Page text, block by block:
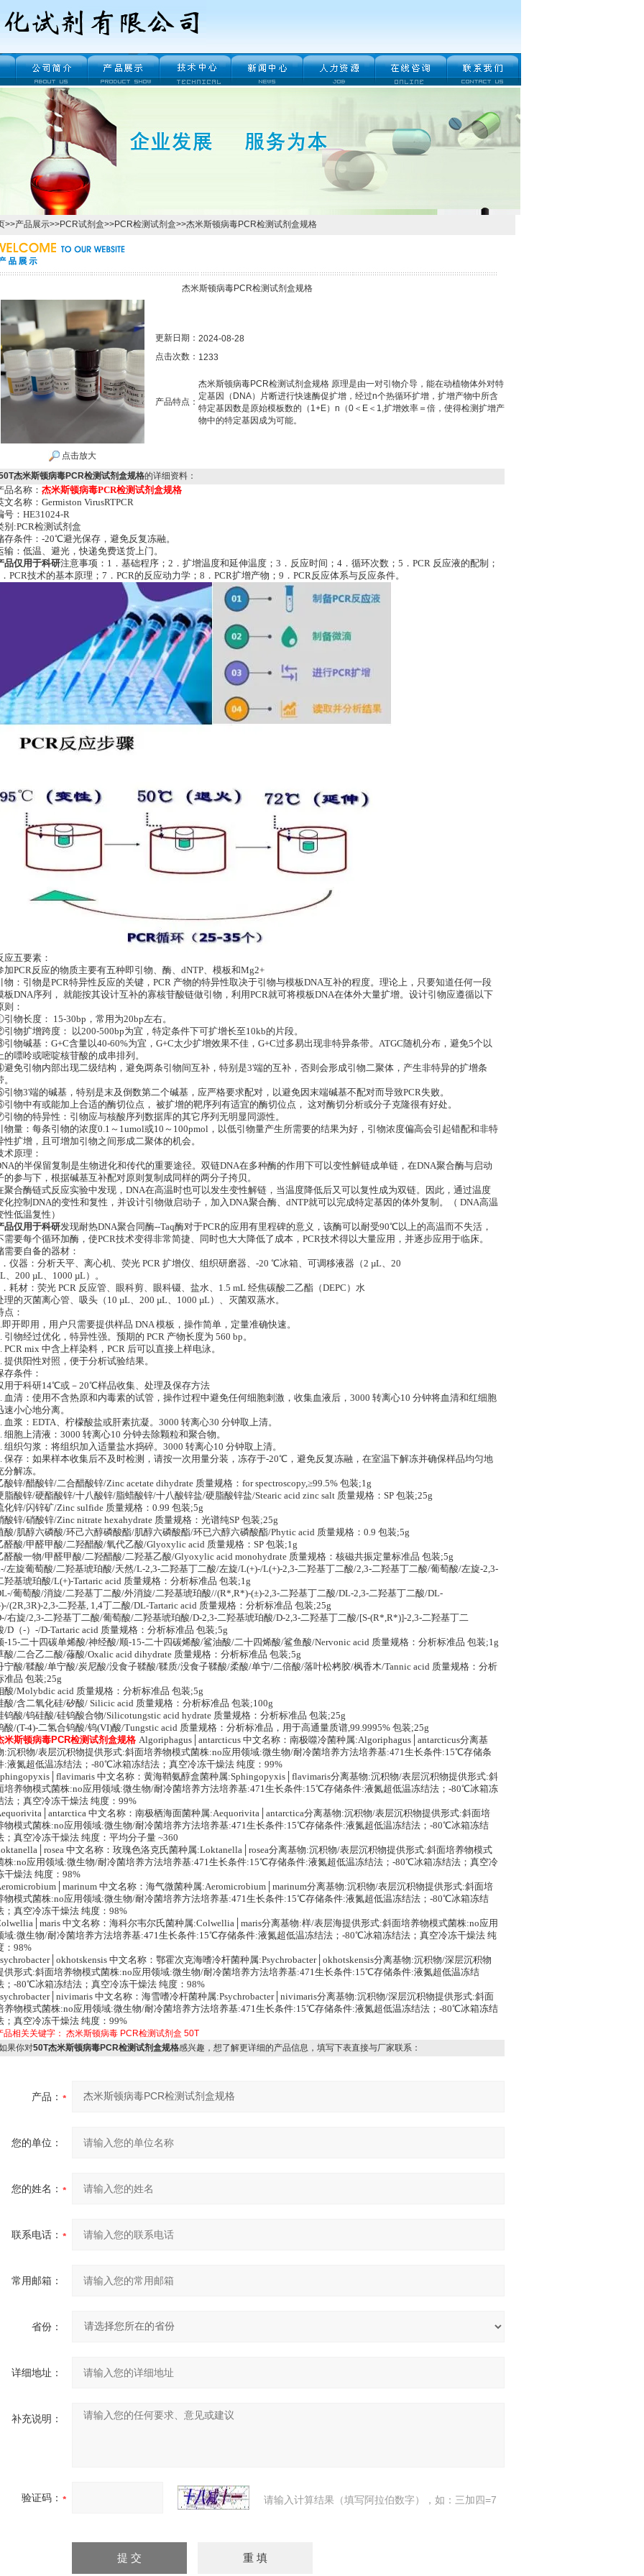
>>产品展示>>PCR试剂盒>>PCR检测试剂盒>>杰米斯顿病毒PCR检测试剂盒规格
杰米斯顿病毒PCR检测试剂盒规格
点击放大
更新日期： 2024-08-28
点击次数： 1233
产品特点：
杰米斯顿病毒PCR检测试剂盒规格 原理是由一对引物介导，能在动植物体外对特
定基因（DNA）片断进行快速酶促扩增，经过n个热循环扩增，扩增产物中所含
特定基因数是原始模板数的（1+E）n（0＜E＜1,扩增效率＝倍，使得检测扩增产
物中的特定基因成为可能。
杰米斯顿病毒PCR检测试剂盒规格的详细资料：
品名称： 杰米斯顿病毒PCR检测试剂盒规格
文名称：Germiston VirusRTPCR
号：HE31024-R
别:PCR检测试剂盒
存条件：-20℃避光保存，避免反复冻融。
输：低温、避光，快递免费送货上门。
品仅用于科研注意事项：1．基础程序；2．扩增温度和延伸温度；3．反应时间；4．循环次数；5．PCR 反应液的配制；
PCR技术的基本原理；7．PCR的反应动力学；8．PCR扩增产物；9．PCR反应体系与反应条件。
应五要素：
加PCR反应的物质主要有五种即引物、酶、dNTP、模板和Mg2+
物：引物是PCR特异性反应的关键，PCR 产物的特异性取决于引物与模板DNA互补的程度。理论上，只要知道任何一段
板DNA序列， 就能按其设计互补的寡核苷酸链做引物，利用PCR就可将模板DNA在体外大量扩增。设计引物应遵循以下
则：
物长度： 15-30bp，常用为20bp左右。
物扩增跨度： 以200-500bp为宜，特定条件下可扩增长至10kb的片段。
物碱基：G+C含量以40-60%为宜，G+C太少扩增效果不佳，G+C过多易出现非特异条带。ATGC随机分布，避免5个以
的嘌呤或嘧啶核苷酸的成串排列。
免引物内部出现二级结构，避免两条引物间互补，特别是3'端的互补，否则会形成引物二聚体，产生非特异的扩增条
。
物3'端的碱基，特别是末及倒数第二个碱基，应严格要求配对，以避免因末端碱基不配对而导致PCR失败。
物中有或能加上合适的酶切位点， 被扩增的靶序列有适宜的酶切位点， 这对酶切分析或分子克隆很有好处。
物的特异性：引物应与核酸序列数据库的其它序列无明显同源性。
物量：每条引物的浓度0.1～1umol或10～100pmol，以低引物量产生所需要的结果为好，引物浓度偏高会引起错配和非特
性扩增，且可增加引物之间形成二聚体的机会。
术原理：
的半保留复制是生物进化和传代的重要途径。双链DNA在多种酶的作用下可以变性解链成单链，在DNA聚合酶与启动
的参与下，根据碱基互补配对原则复制成同样的两分子挎贝。
聚合酶链式反应实验中发现，DNA在高温时也可以发生变性解链，当温度降低后又可以复性成为双链。因此，通过温度
化控制DNA的变性和复性，并设计引物做启动子，加入DNA聚合酶、dNTP就可以完成特定基因的体外复制。（ DNA高温
性低温复性）
品仅用于科研发现耐热DNA聚合同酶--Taq酶对于PCR的应用有里程碑的意义，该酶可以耐受90℃以上的高温而不失活，
需要每个循环加酶，使PCR技术变得非常简捷、同时也大大降低了成本，PCR技术得以大量应用，并逐步应用于临床。
需要自备的器材：
仪器：分析天平、离心机、荧光 PCR 扩增仪、组织研磨器、-20 ℃冰箱、可调移液器（2 µL、20
、200 µL、1000 µL）。
耗材：荧光 PCR 反应管、眼科剪、眼科镊、盐水、1.5 mL 经焦碳酸二乙酯（DEPC）水
理的灭菌离心管、吸头（10 µL、200 µL、1000 µL）、灭菌双蒸水。
点：
即开即用，用户只需要提供样品 DNA 模板，操作简单，定量准确快速。
引物经过优化，特异性强。预期的 PCR 产物长度为 560 bp。
PCR mix 中含上样染料，PCR 后可以直接上样电泳。
提供阳性对照，便于分析试验结果。
存条件：
用于科研14℃或－20℃样品收集、处理及保存方法
血清：使用不含热原和内毒素的试管，操作过程中避免任何细胞刺激，收集血液后，3000 转离心10 分钟将血清和红细胞
速小心地分离。
血浆：EDTA、柠檬酸盐或肝素抗凝。3000 转离心30 分钟取上清。
细胞上清液：3000 转离心10 分钟去除颗粒和聚合物。
组织匀浆：将组织加入适量盐水捣碎。3000 转离心10 分钟取上清。
保存：如果样本收集后不及时检测，请按一次用量分装，冻存于-20℃，避免反复冻融，在室温下解冻并确保样品均匀地
分解冻。
酸锌/醋酸锌/二合醋酸锌/Zinc acetate dihydrate 质量规格：for spectroscopy,≥99.5% 包装;1g
脂酸锌/硬酯酸锌/十八酸锌/脂蜡酸锌/十八酸锌盐/硬脂酸锌盐/Stearic acid zinc salt 质量规格：SP 包装;25g
化锌/闪锌矿/Zinc sulfide 质量规格：0.99 包装;5g
酸锌/硝酸锌/Zinc nitrate hexahydrate 质量规格：光谱纯SP 包装;25g
酸/肌醇六磷酸/环己六醇磷酸酯/肌醇六磷酸酯/环已六醇六磷酸酯/Phytic acid 质量规格：0.9 包装;5g
醛酸/甲醛甲酸/二羟醋酸/氧代乙酸/Glyoxylic acid 质量规格：SP 包装;1g
醛酸一物/甲醛甲酸/二羟醋酸/二羟基乙酸/Glyoxylic acid monohydrate 质量规格：核磁共振定量标准品 包装;5g
左旋葡萄酸/二羟基琥珀酸/天然/L-2,3-二羟基丁二酸/左旋/L(+)-/L(+)-2,3-二羟基丁二酸/2,3-二羟基丁二酸/葡萄酸/左旋-2,3-
羟基琥珀酸/L(+)-Tartaric acid 质量规格：分析标准品 包装;1g
葡萄酸/消旋/二羟基丁二酸/外消旋/二羟基琥珀酸//(R*,R*)-(±)-2,3-二羟基丁二酸/DL-2,3-二羟基丁二酸/DL-
(2R,3R)-2,3-二羟基, 1,4丁二酸/DL-Tartaric acid 质量规格：分析标准品 包装;25g
右旋/2,3-二羟基丁二酸/葡萄酸/二羟基琥珀酸/D-2,3-二羟基琥珀酸/D-2,3-二羟基丁二酸/[S-(R*,R*)]-2,3-二羟基丁二
/D（-）-/D-Tartaric acid 质量规格：分析标准品 包装;5g
-15-二十四碳单烯酸/神经酸/顺-15-二十四碳烯酸/鲨油酸/二十四烯酸/鲨鱼酸/Nervonic acid 质量规格：分析标准品 包装;1g
酸/二合乙二酸/蓚酸/Oxalic acid dihydrate 质量规格：分析标准品 包装;5g
宁酸/鞣酸/单宁酸/炭尼酸/没食子鞣酸/鞣质/没食子鞣酸/柔酸/单宁/二倍酸/落叶松栲胶/枫香木/Tannic acid 质量规格：分析
准品 包装;25g
酸/Molybdic acid 质量规格：分析标准品 包装;5g
酸/含二氧化硅/矽酸/ Silicic acid 质量规格：分析标准品 包装;100g
钨酸/钨硅酸/硅钨酸合物/Silicotungstic acid hydrate 质量规格：分析标准品 包装;25g
酸/(T-4)-二氢合钨酸/钨(VI)酸/Tungstic acid 质量规格：分析标准品，用于高通量质谱,99.9995% 包装;25g
米斯顿病毒PCR检测试剂盒规格 Algoriphagus│antarcticus 中文名称：南极噬冷菌种属:Algoriphagus│antarcticus分离基
:沉积物/表层沉积物提供形式:斜面培养物模式菌株:no应用领域:微生物/耐冷菌培养方法培养基:471生长条件:15℃存储条
:液氮超低温冻结法；-80℃冰箱冻结法；真空冷冻干燥法 纯度：99%
中文名称：黄海鞘氨醇盒菌种属:Sphingopyxis│flavimaris分离基物:沉积物/表层沉积物提供形式:斜
培养物模式菌株:no应用领域:微生物/耐冷菌培养方法培养基:471生长条件:15℃存储条件:液氮超低温冻结法；-80℃冰箱冻
法；真空冷冻干燥法 纯度：99%
中文名称：南极栖海面菌种属:Aequorivita│antarctica分离基物:沉积物/表层沉积物提供形式:斜面培
物模式菌株:no应用领域:微生物/耐冷菌培养方法培养基:471生长条件:15℃存储条件:液氮超低温冻结法；-80℃冰箱冻结
；真空冷冻干燥法 纯度：平均分子量 ~360
中文名称：玫瑰色洛克氏菌种属:Loktanella│rosea分离基物:沉积物/表层沉积物提供形式:斜面培养物模式
株:no应用领域:微生物/耐冷菌培养方法培养基:471生长条件:15℃存储条件:液氮超低温冻结法；-80℃冰箱冻结法；真空冷
干燥法 纯度：98%
中文名称：海气微菌种属:Aeromicrobium│marinum分离基物:沉积物/表层沉积物提供形式:斜面培
物模式菌株:no应用领域:微生物/耐冷菌培养方法培养基:471生长条件:15℃存储条件:液氮超低温冻结法；-80℃冰箱冻结
；真空冷冻干燥法 纯度：98%
中文名称：海科尔韦尔氏菌种属:Colwellia│maris分离基物:样/表层海提供形式:斜面培养物模式菌株:no应用
域:微生物/耐冷菌培养方法培养基:471生长条件:15℃存储条件:液氮超低温冻结法；-80℃冰箱冻结法；真空冷冻干燥法 纯
：98%
中文名称：鄂霍次克海嗜冷杆菌种属:Psychrobacter│okhotskensis分离基物:沉积物/深层沉积物
供形式:斜面培养物模式菌株:no应用领域:微生物/耐冷菌培养方法培养基:471生长条件:15℃存储条件:液氮超低温冻结
；-80℃冰箱冻结法；真空冷冻干燥法 纯度：98%
中文名称：海雪嗜冷杆菌种属:Psychrobacter│nivimaris分离基物:沉积物/深层沉积物提供形式:斜面
养物模式菌株:no应用领域:微生物/耐冷菌培养方法培养基:471生长条件:15℃存储条件:液氮超低温冻结法；-80℃冰箱冻结
；真空冷冻干燥法 纯度：99%
品相关关键字： 杰米斯顿病毒 PCR检测试剂盒 50T
你对50T杰米斯顿病毒PCR检测试剂盒规格感兴趣，想了解更详细的产品信息，填写下表直接与厂家联系：
产品：
您的单位：
您的姓名：
联系电话：
常用邮箱：
省份：
详细地址：
补充说明：
验证码： 请输入计算结果（填写阿拉伯数字），如：三加四=7